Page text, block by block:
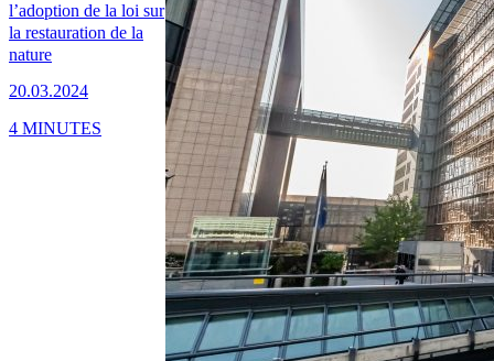
l’adoption de la loi sur
la restauration de la
nature
20.03.2024
4 MINUTES